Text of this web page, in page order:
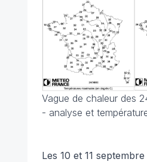
Vague de chaleur des
- analyse et
Les 10 et 11